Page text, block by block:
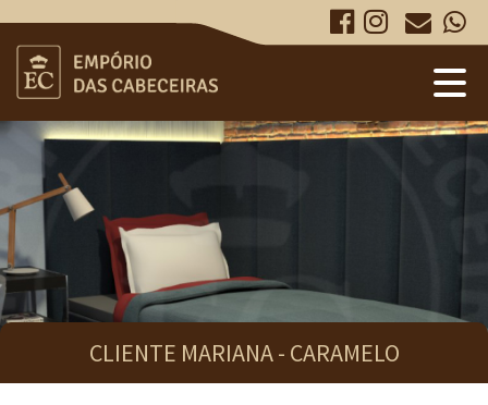
Cabeceiras e Painéis
Projetos sob medida
CLIENTE MARIANA - CARAMELO